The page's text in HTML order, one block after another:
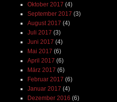
Oktober 2017 (4)
September 2017 (3)
August 2017 (4)
Juli 2017 (3)
Juni 2017 (4)
Mai 2017 (6)
April 2017 (6)
März 2017 (6)
Februar 2017 (6)
Januar 2017 (4)
Dezember 2016 (6)